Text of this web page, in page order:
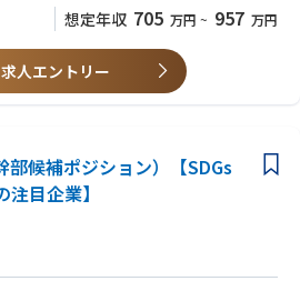
可能
なるステークホルダーを巻き込み、論点整理
を完遂した経験
想定年収 705 万円 ~ 957 万円
求人エントリー
部候補ポジション）【SDGs
目企業】